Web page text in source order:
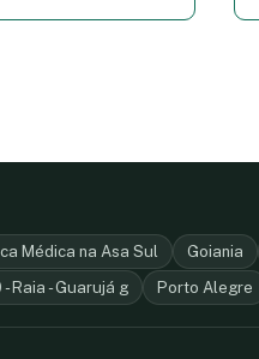
Médica na Asa Sul Goiania
Raia - Guarujá g Porto Alegre